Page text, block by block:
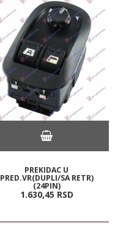
PREKIDAC U
PRED.VR(DUPLI/SA RETR)
(24PIN)
1.630,45 RSD